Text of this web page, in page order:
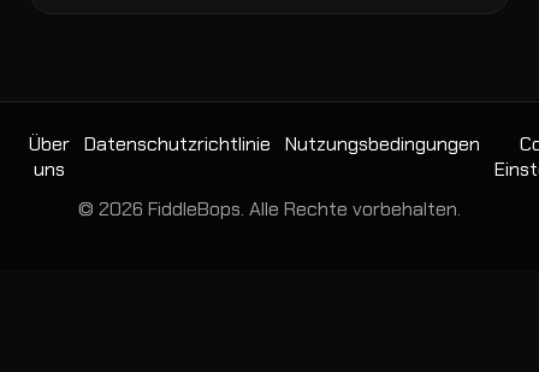
Über
uns
Datenschutzrichtlinie Nutzungsbedingungen
© 2026 FiddleBops. Alle Rechte vorbehalten.